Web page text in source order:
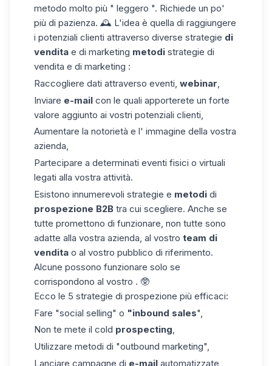
metodo molto più " leggero ". Richiede un po'
più di pazienza. 🕰️ L'idea è quella di raggiungere
i potenziali clienti attraverso diverse strategie di
vendita e di marketing metodi strategie di
vendita e di marketing :
Raccogliere dati attraverso eventi, webinar
Inviare e-mail con le quali apporterete un forte
valore aggiunto ai vostri potenziali clienti,
Aumentare la notorietà e l' immagine della vostra
azienda,
Partecipare a determinati eventi fisici o virtuali
legati alla vostra attività.
Esistono innumerevoli strategie e metodi di
prospezione B2B tra cui scegliere. Anche se
tutte promettono di funzionare, non tutte sono
adatte alla vostra azienda, al vostro team di
vendita o al vostro pubblico di riferimento.
Alcune possono funzionare solo se
corrispondono al vostro . 🥸
Ecco le 5 strategie di prospezione più efficaci:
Fare "social selling" o "inbound sales",
Non te mete il cold prospecting,
Utilizzare metodi di "outbound marketing",
Lanciare campagne di e-mail automatizzate,